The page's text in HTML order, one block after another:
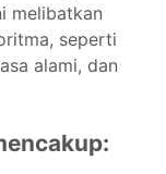
melibatkan
seperti
alami, dan